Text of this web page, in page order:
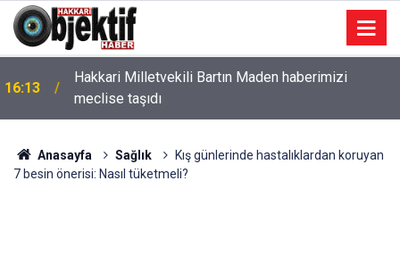
16:13
Hakkari Milletvekili Bartın Maden haberimizi
meclise taşıdı
Anasayfa Sağlık
Kış günlerinde hastalıklardan koruyan
7 besin önerisi: Nasıl tüketmeli?